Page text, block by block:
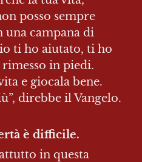
posso sempre
campana di
ti ho aiutato, ti ho
in piedi.
e giocala bene.
direbbe il Vangelo.
è difficile.
in questa